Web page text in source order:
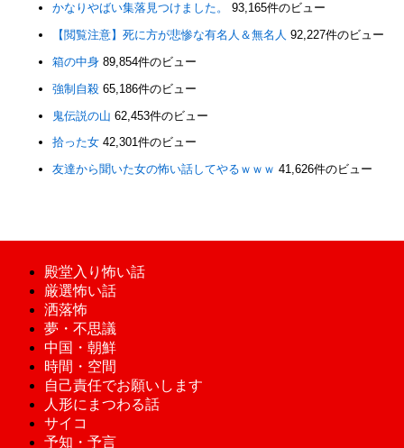
かなりやばい集落見つけました。
93,165件のビュー
【閲覧注意】死に方が悲惨な有名人＆無名人 92,227件のビュー
箱の中身 89,854件のビュー
強制自殺 65,186件のビュー
鬼伝説の山 62,453件のビュー
拾った女 42,301件のビュー
友達から聞いた女の怖い話してやるｗｗｗ 41,626件のビュー
殿堂入り怖い話
厳選怖い話
洒落怖
夢・不思議
中国・朝鮮
時間・空間
自己責任でお願いします
人形にまつわる話
サイコ
予知・予言